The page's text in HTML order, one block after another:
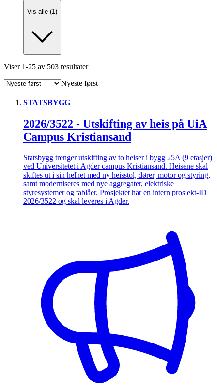
Vis alle (1)
Viser 1-25 av 503 resultater
Nyeste først
STATSBYGG
2026/3522 - Utskifting av heis på UiA
Campus Kristiansand
Statsbygg trenger utskifting av to heiser i bygg 25A (9 etasjer)
ved Universitetet i Agder campus Kristiansand. Heisene skal
skiftes ut i sin helhet med ny heisstol, dører, motor og styring,
samt moderniseres med nye aggregater, elektriske
styresystemer og tablåer. Prosjektet har en intern prosjekt-ID
2026/3522 og skal leveres i Agder.